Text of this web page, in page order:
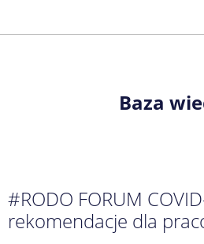
Baza
#RODO FORUM
rekomendacje dla